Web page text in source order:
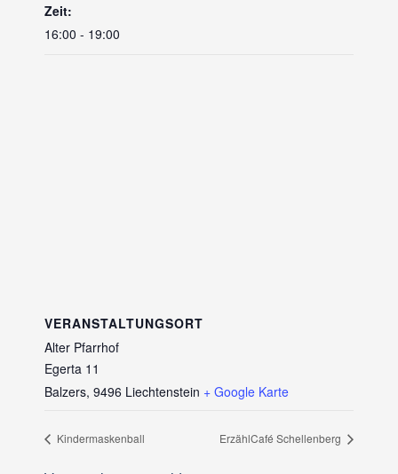
Zeit:
16:00 - 19:00
VERANSTALTUNGSORT
Alter Pfarrhof
Egerta 11
Balzers, 9496 Liechtenstein + Google Karte
Kindermaskenball ErzählCafé Schellenberg